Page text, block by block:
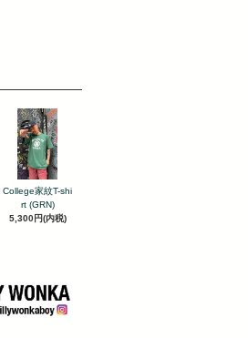
College家紋T-shi
rt (GRN)
5,300円(内税)